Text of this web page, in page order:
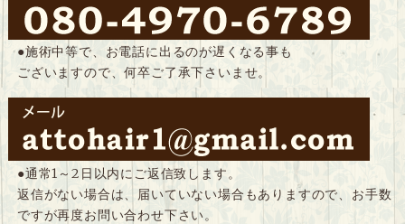
●施術中等で、お電話に出るのが遅くなる事も
ございますので、何卒ご了承下さいませ。
●通常1～2日以内にご返信致します。
返信がない場合は、届いていない場合もありますので、お手数
ですが再度お問い合わせ下さい。